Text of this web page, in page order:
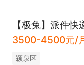
【极兔】派件快
3500-4500元/
颍泉区